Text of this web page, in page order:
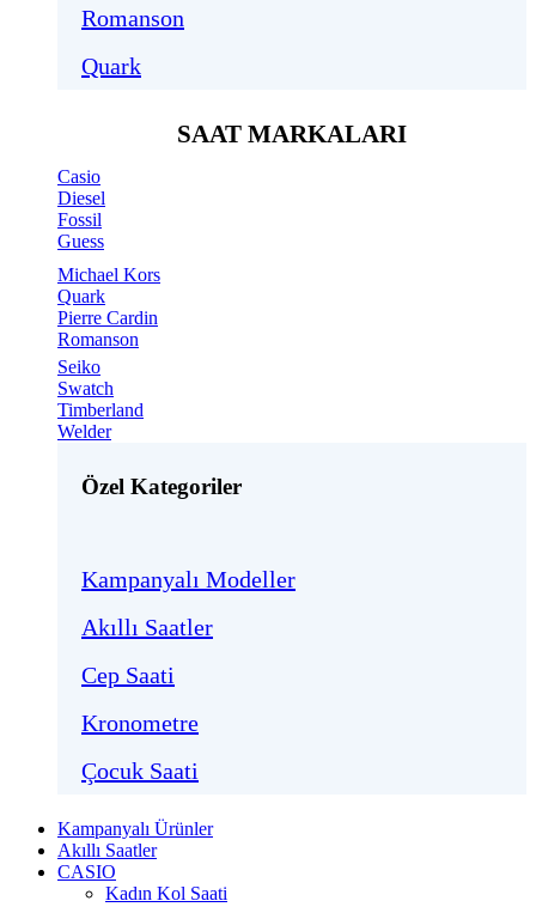
Romanson
Quark
SAAT MARKALARI
Casio
Diesel
Fossil
Guess
Michael Kors
Quark
Pierre Cardin
Romanson
Seiko
Swatch
Timberland
Welder
Özel Kategoriler
Kampanyalı Modeller
Akıllı Saatler
Cep Saati
Kronometre
Çocuk Saati
Kampanyalı Ürünler
Akıllı Saatler
CASIO
Kadın Kol Saati